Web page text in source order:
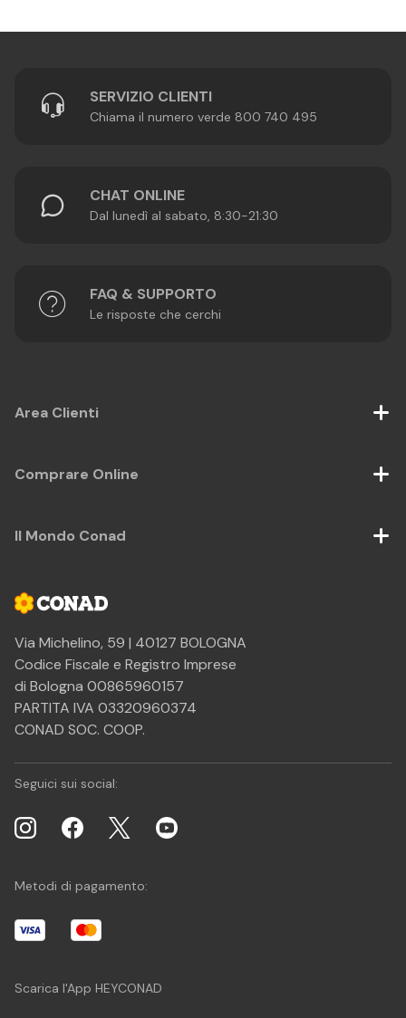
SERVIZIO CLIENTI
Chiama il numero verde 800 740 495
CHAT ONLINE
Dal lunedì al sabato, 8:30-21:30
FAQ & SUPPORTO
Le risposte che cerchi
Via Michelino, 59 | 40127 BOLOGNA
Codice Fiscale e Registro Imprese
di Bologna 00865960157
PARTITA IVA 03320960374
CONAD SOC. COOP.
Area Clienti
Comprare Online
Il Mondo Conad
Seguici sui social:
Metodi di pagamento:
Scarica l'App HEYCONAD